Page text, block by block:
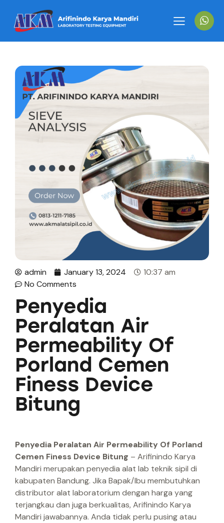
admin January 13, 2024
10:37 am
No Comments
Penyedia
Peralatan Air
Permeability Of
Porland Cemen
Finess Device
Bitung
Penyedia Peralatan Air Permeability Of Porland
Cemen Finess Device Bitung – Arifinindo Karya
Mandiri merupakan penyedia alat lab teknik sipil di
kabupaten Bandung. Jika Bapak/Ibu membutuhkan
distributor alat laboratorium dengan harga yang
terjangkau dan juga berkualitas, Arifinindo Karya
Mandiri jawabannya. Anda tidak perlu pusing atau